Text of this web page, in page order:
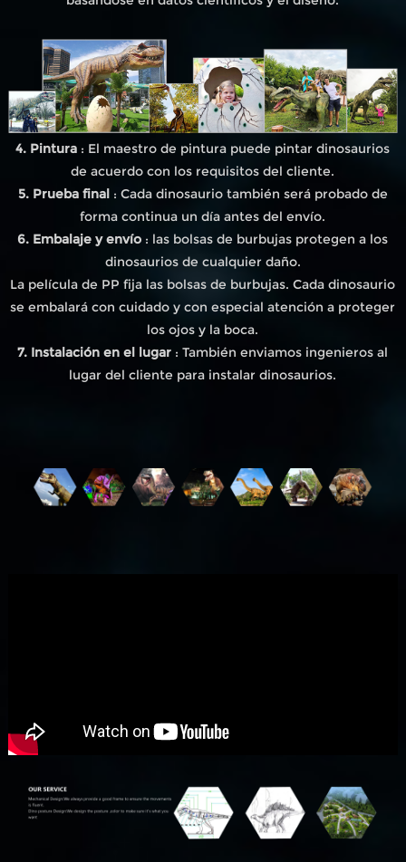
4. Pintura : El maestro de pintura puede pintar dinosaurios
de acuerdo con los requisitos del cliente.
5. Prueba final: Cada dinosaurio también será probado de
forma continua un día antes del envío.
6. Embalaje y envío : las bolsas de burbujas protegen a los
dinosaurios de cualquier daño.
La película de PP fija las bolsas de burbujas. Cada dinosaurio
se embalará con cuidado y con especial atención a proteger
los ojos y la boca.
7. Instalación en el lugar : También enviamos ingenieros al
lugar del cliente para instalar dinosaurios.